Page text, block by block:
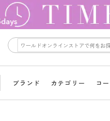
ブランド カテゴリー コ